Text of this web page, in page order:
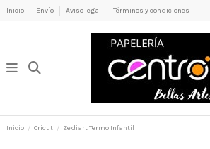
Inicio Envío Aviso legal Términos y condiciones
Inicio Cricut Zediart Termo Infantil